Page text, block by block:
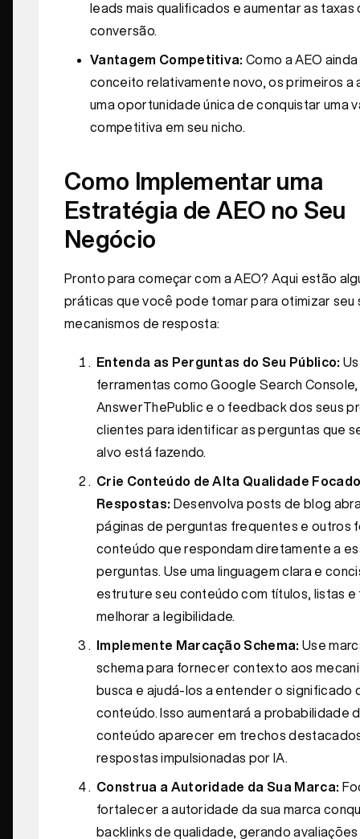
leads mais qualificados e aumentar as taxas
conversão.
Vantagem Competitiva: Como a AEO ainda
conceito relativamente novo, os primeiros a
uma oportunidade única de conquistar uma
competitiva em seu nicho.
Como Implementar uma
Estratégia de AEO no Seu
Negócio
Pronto para começar com a AEO? Aqui estão
práticas que você pode tomar para otimizar seu
mecanismos de resposta:
Entenda as Perguntas do Seu Público:
ferramentas como Google Search Console,
AnswerThePublic e o feedback dos seus
clientes para identificar as perguntas que
alvo está fazendo.
Crie Conteúdo de Alta Qualidade
Respostas: Desenvolva posts de blog
páginas de perguntas frequentes e outros
conteúdo que respondam diretamente a
perguntas. Use uma linguagem clara e
estruture seu conteúdo com títulos, listas e
melhorar a legibilidade.
Implemente Marcação Schema: Use
schema para fornecer contexto aos
busca e ajudá-los a entender o significado
conteúdo. Isso aumentará a probabilidade
conteúdo aparecer em trechos
respostas impulsionadas por IA.
Construa a Autoridade da Sua Marca:
fortalecer a autoridade da sua marca
backlinks de qualidade, gerando